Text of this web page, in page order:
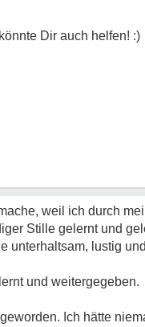
weil ich durch
Stille gelernt und
unterhaltsam, lustig
und weitergegeben.
Ich hätte